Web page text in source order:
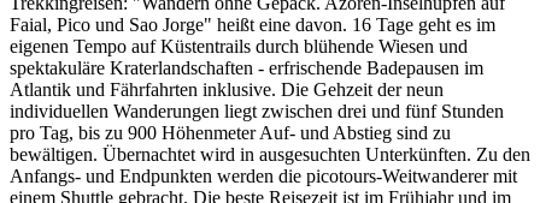
Faial, Pico und Sao Jorge" heißt eine davon. 16 Tage geht es im
eigenen Tempo auf Küstentrails durch blühende Wiesen und
spektakuläre Kraterlandschaften - erfrischende Badepausen im
Atlantik und Fährfahrten inklusive. Die Gehzeit der neun
individuellen Wanderungen liegt zwischen drei und fünf Stunden
pro Tag, bis zu 900 Höhenmeter Auf- und Abstieg sind zu
bewältigen. Übernachtet wird in ausgesuchten Unterkünften. Zu den
Anfangs- und Endpunkten werden die picotours-Weitwanderer mit
einem Shuttle gebracht. Die beste Reisezeit ist im Frühjahr und im